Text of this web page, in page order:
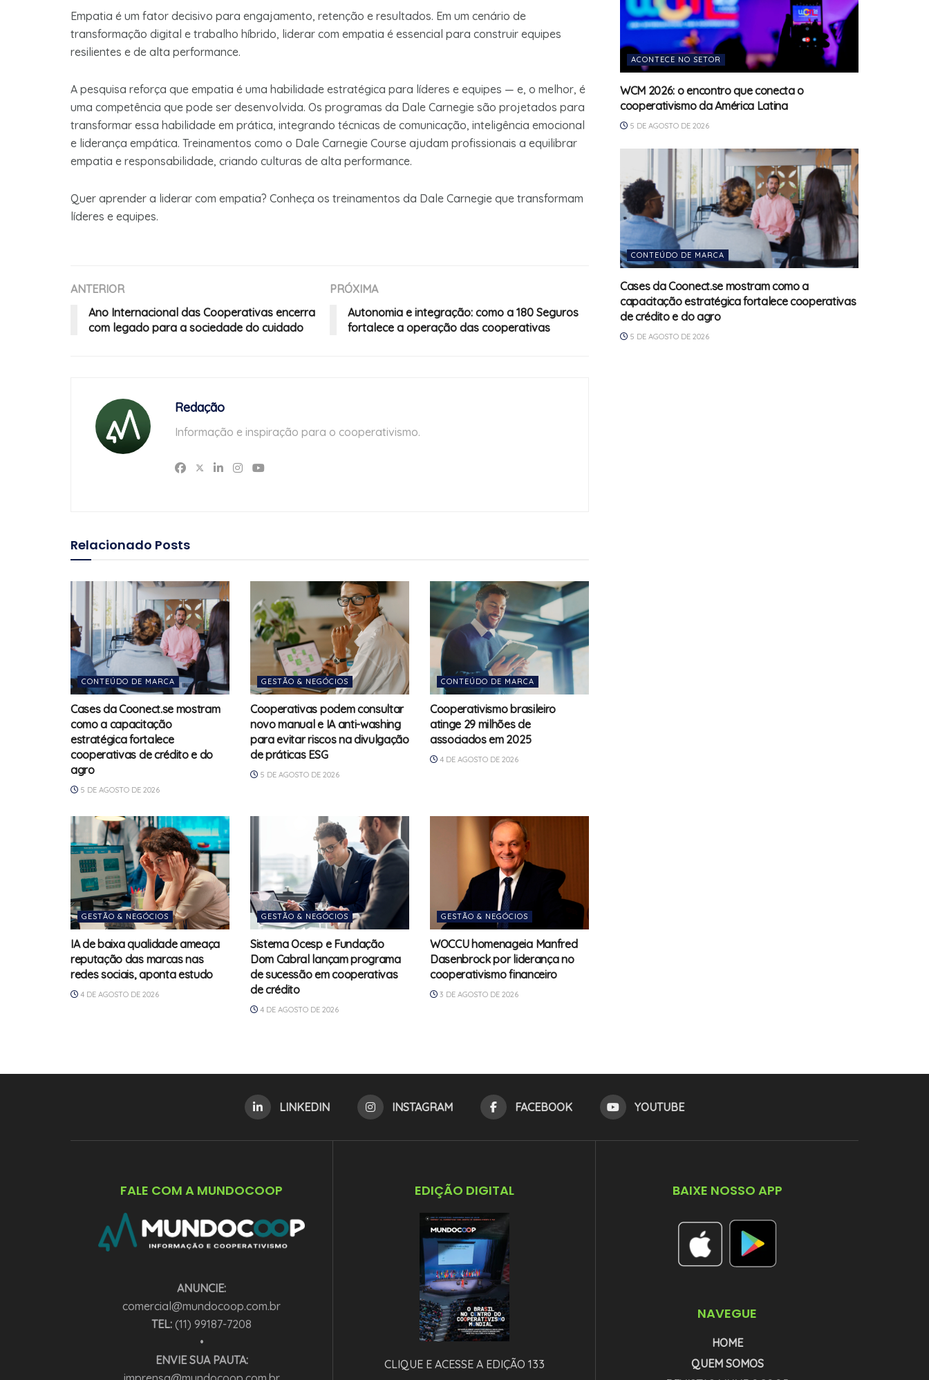
Empatia é um fator decisivo para engajamento, retenção e resultados. Em um cenário de
transformação digital e trabalho híbrido, liderar com empatia é essencial para construir equipes
resilientes e de alta performance.
A pesquisa reforça que empatia é uma habilidade estratégica para líderes e equipes — e, o melhor, é
uma competência que pode ser desenvolvida. Os programas da Dale Carnegie são projetados para
transformar essa habilidade em prática, integrando técnicas de comunicação, inteligência emocional
e liderança empática. Treinamentos como o Dale Carnegie Course ajudam profissionais a equilibrar
empatia e responsabilidade, criando culturas de alta performance.
Quer aprender a liderar com empatia? Conheça os treinamentos da Dale Carnegie que transformam
líderes e equipes.
ANTERIOR
Ano Internacional das Cooperativas encerra
com legado para a sociedade do cuidado
PRÓXIMA
Autonomia e integração: como a 180 Seguros
fortalece a operação das cooperativas
Redação
Informação e inspiração para o cooperativismo.
Relacionado Posts
CONTEÚDO DE MARCA
Cases da Coonect.se mostram
como a capacitação
estratégica fortalece
cooperativas de crédito e do
agro
5 DE AGOSTO DE 2026
GESTÃO & NEGÓCIOS
Cooperativas podem consultar
novo manual e IA anti-washing
para evitar riscos na divulgação
de práticas ESG
5 DE AGOSTO DE 2026
CONTEÚDO DE MARCA
Cooperativismo brasileiro
atinge 29 milhões de
associados em 2025
4 DE AGOSTO DE 2026
GESTÃO & NEGÓCIOS
IA de baixa qualidade ameaça
reputação das marcas nas
redes sociais, aponta estudo
4 DE AGOSTO DE 2026
GESTÃO & NEGÓCIOS
Sistema Ocesp e Fundação
Dom Cabral lançam programa
de sucessão em cooperativas
de crédito
4 DE AGOSTO DE 2026
GESTÃO & NEGÓCIOS
WOCCU homenageia Manfred
Dasenbrock por liderança no
cooperativismo financeiro
3 DE AGOSTO DE 2026
ACONTECE NO SETOR
WCM 2026: o encontro que conecta o
cooperativismo da América Latina
5 DE AGOSTO DE 2026
CONTEÚDO DE MARCA
Cases da Coonect.se mostram como a
capacitação estratégica fortalece cooperativas
de crédito e do agro
5 DE AGOSTO DE 2026
LINKEDIN INSTAGRAM FACEBOOK YOUTUBE
FALE COM A MUNDOCOOP
ANUNCIE:
comercial@mundocoop.com.br
TEL: (11) 99187-7208
•
ENVIE SUA PAUTA:
EDIÇÃO DIGITAL
CLIQUE E ACESSE A EDIÇÃO 133
BAIXE NOSSO APP
NAVEGUE
HOME
QUEM SOMOS